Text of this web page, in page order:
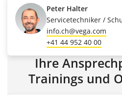
Peter Halter
Servicetechniker /
info.ch@vega.com
+41 44 952 40 00
Ihre
Trainings und